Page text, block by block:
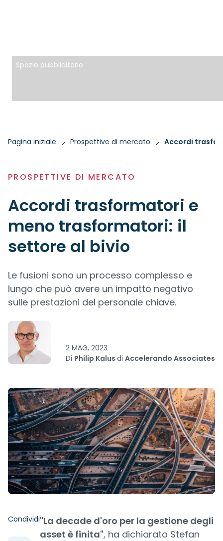
Spazio pubblicitario
Pagina iniziale Prospettive di mercato Accordi
PROSPETTIVE DI MERCATO
Accordi trasformatori e
meno trasformatori: il
settore al bivio
Le fusioni sono un processo complesso e
lungo che può avere un impatto negativo
sulle prestazioni del personale chiave.
2 MAG, 2023
Di Philip Kalus di Accelerando Associates
Condividi"La decade d'oro per la gestione degli
asset è finita", ha dichiarato Stefan